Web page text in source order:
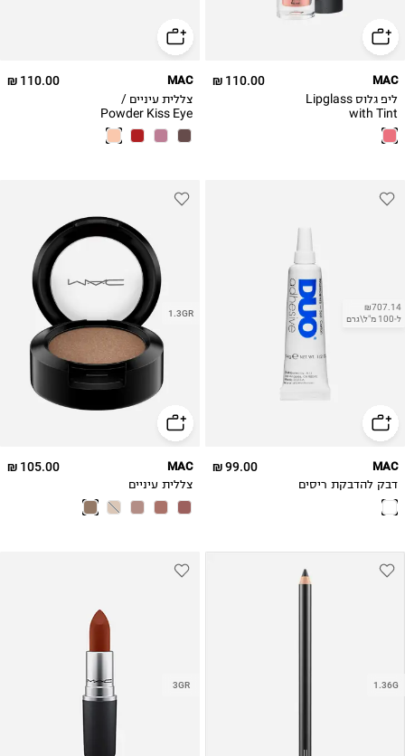
110.00 ₪ MAC
ליפ גלוס Lipglass
with Tint
110.00 ₪ MAC
צללית עיניים /
Powder Kiss Eye
Shadow
₪707.14
ל-100 מ"ל\גרם
99.00 ₪ MAC
דבק להדבקת ריסים
1.3GR
105.00 ₪ MAC
צללית עיניים
1.36G
3GR